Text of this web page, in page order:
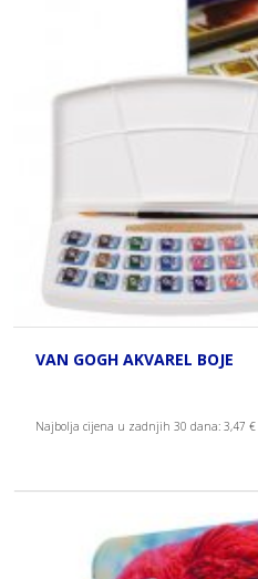
VAN GOGH AKVAREL BOJE
Najbolja cijena u zadnjih 30 dana: 3,47 €